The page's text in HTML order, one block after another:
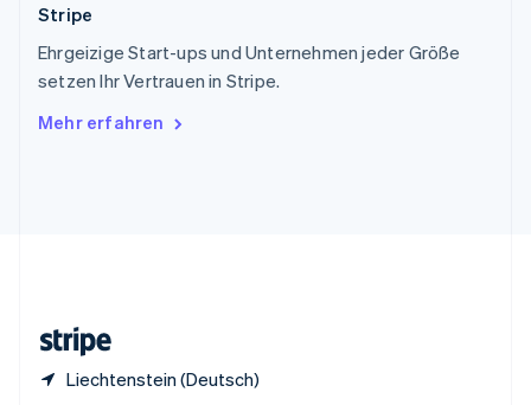
Stripe
Ehrgeizige Start-ups und Unternehmen jeder Größe
setzen Ihr Vertrauen in Stripe.
Mehr erfahren
Liechtenstein (Deutsch)
Thailand
Tschechische Republik
English
English